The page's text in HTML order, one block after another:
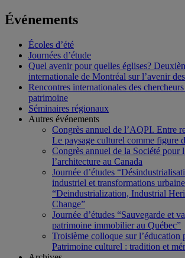
Événements
Écoles d’été
Journées d’étude
Quel avenir pour quelles églises?
internationale de Montréal sur l’avenir
Rencontres internationales des
patrimoine
Séminaires régionaux
Autres événements
Congrès annuel de l’AQPI. Entre
Le paysage culturel comme figure
Congrès annuel de la Société pour
l’architecture au Canada
Journée d’études
industriel et transformations
“Deindustrialization, Industrial
Change”
Journée d’études “Sauvegarde et
patrimoine immobilier au Québec”
Troisième colloque sur l’éducation
Patrimoine culturel : tradition et